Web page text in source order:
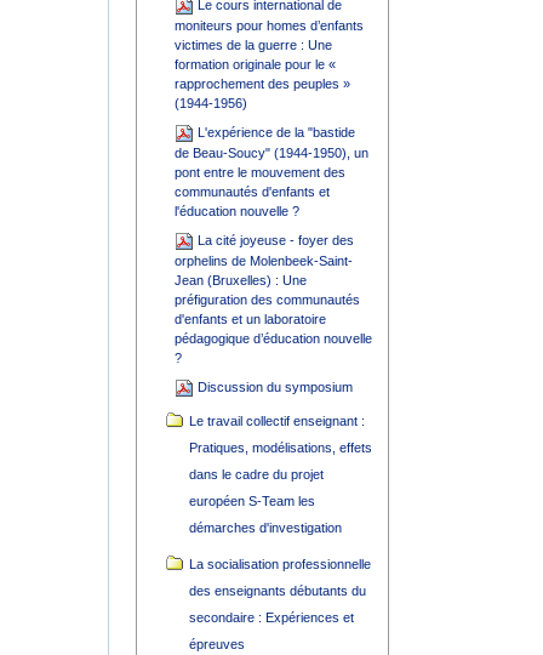
Le cours international de
moniteurs pour homes d’enfants
victimes de la guerre : Une
formation originale pour le «
rapprochement des peuples »
(1944-1956)
L'expérience de la "bastide
de Beau-Soucy" (1944-1950), un
pont entre le mouvement des
communautés d'enfants et
l'éducation nouvelle ?
La cité joyeuse - foyer des
orphelins de Molenbeek-Saint-
Jean (Bruxelles) : Une
préfiguration des communautés
d'enfants et un laboratoire
pédagogique d’éducation nouvelle
?
Discussion du symposium
Le travail collectif enseignant :
Pratiques, modélisations, effets
dans le cadre du projet
européen S-Team les
démarches d'investigation
La socialisation professionnelle
des enseignants débutants du
secondaire : Expériences et
épreuves